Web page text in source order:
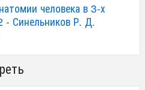
человека в 3-х
- Синельников Р. Д.